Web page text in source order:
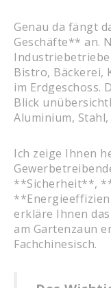
Genau da fängt
Geschäfte** an.
Bistro, Bäckerei,
im Erdgeschoss.
Blick
Aluminium,
Ich zeige Ihnen
**Sicherheit**,
erkläre Ihnen
am Gartenzaun
Fachchinesisch.